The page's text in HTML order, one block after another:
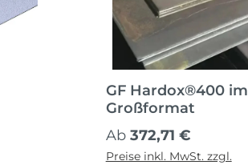
GF Hardox®400 im
Großformat
Regulärer Preis:
Ab 372,71 €
Preise inkl. MwSt. zzgl.